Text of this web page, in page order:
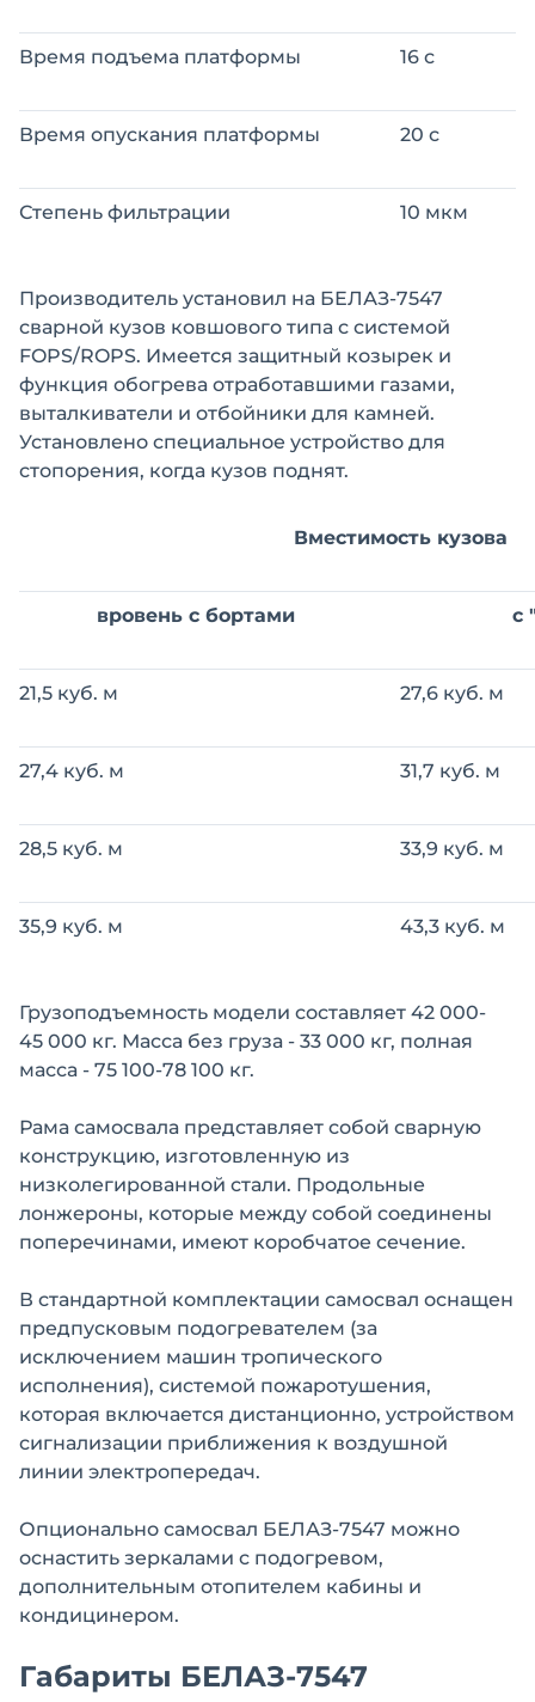
Время подъема платформы 16 с
Время опускания платформы 20 с
Степень фильтрации 10 мкм
Производитель установил на БЕЛАЗ-7547
сварной кузов ковшового типа с системой
FOPS/ROPS. Имеется защитный козырек и
функция обогрева отработавшими газами,
выталкиватели и отбойники для камней.
Установлено специальное устройство для
стопорения, когда кузов поднят.
Вместимость кузова
вровень с бортами с
21,5 куб. м 27,6 куб. м
27,4 куб. м 31,7 куб. м
28,5 куб. м 33,9 куб. м
35,9 куб. м 43,3 куб. м
Грузоподъемность модели составляет 42 000-
45 000 кг. Масса без груза - 33 000 кг, полная
масса - 75 100-78 100 кг.
Рама самосвала представляет собой сварную
конструкцию, изготовленную из
низколегированной стали. Продольные
лонжероны, которые между собой соединены
поперечинами, имеют коробчатое сечение.
В стандартной комплектации самосвал оснащен
предпусковым подогревателем (за
исключением машин тропического
исполнения), системой пожаротушения,
которая включается дистанционно, устройством
сигнализации приближения к воздушной
линии электропередач.
Опционально самосвал БЕЛАЗ-7547 можно
оснастить зеркалами с подогревом,
дополнительным отопителем кабины и
кондицинером.
Габариты БЕЛАЗ-7547